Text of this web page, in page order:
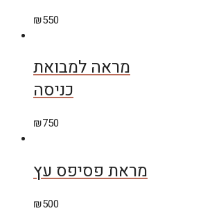
₪550
מראה למבואת
כניסה
₪750
מראת פסיפס עץ
₪500